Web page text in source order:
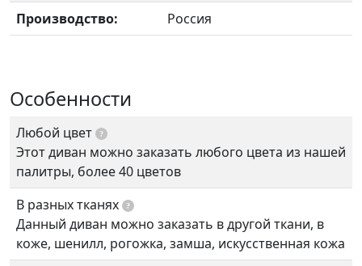
Производство:
Россия
Особенности
Любой цвет ?
Этот диван можно заказать любого цвета из нашей
палитры, более 40 цветов
В разных тканях
?
Данный диван можно заказать в другой ткани, в
коже, шенилл, рогожка, замша, искусственная кожа